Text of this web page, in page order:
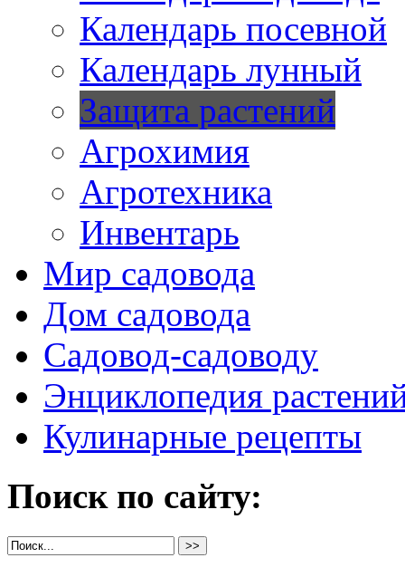
Календарь посевной
Календарь лунный
Защита растений
Агрохимия
Агротехника
Инвентарь
Мир садовода
Дом садовода
Садовод-садоводу
Энциклопедия
Кулинарные рецепты
Поиск по сайту: